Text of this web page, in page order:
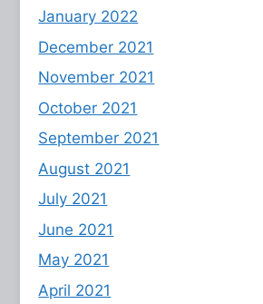
January 2022
December 2021
November 2021
October 2021
September 2021
August 2021
July 2021
June 2021
May 2021
April 2021